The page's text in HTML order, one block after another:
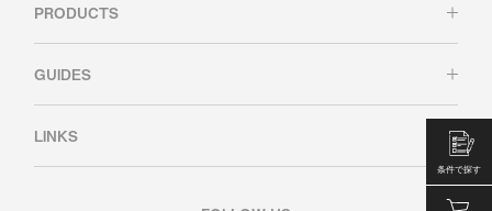
条件で探す
PRODUCTS
GUIDES
LINKS